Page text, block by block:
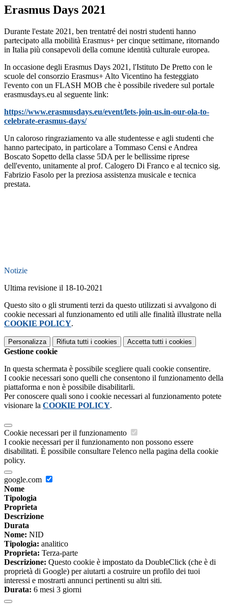
Erasmus Days 2021
Durante l'estate 2021, ben trentatré dei nostri studenti hanno
partecipato alla mobilità Erasmus+ per cinque settimane, ritornando
in Italia più consapevoli della comune identità culturale europea.
In occasione degli Erasmus Days 2021, l'Istituto De Pretto con le
scuole del consorzio Erasmus+ Alto Vicentino ha festeggiato
l'evento con un FLASH MOB che è possibile rivedere sul portale
erasmusdays.eu al seguente link:
https://www.erasmusdays.eu/event/lets-join-us.in-our-ola-to-
celebrate-erasmus-days/
Un caloroso ringraziamento va alle studentesse e agli studenti che
hanno partecipato, in particolare a Tommaso Censi e Andrea
Boscato Sopetto della classe 5DA per le bellissime riprese
dell'evento, unitamente al prof. Calogero Di Franco e al tecnico sig.
Fabrizio Fasolo per la preziosa assistenza musicale e tecnica
prestata.
Notizie
Ultima revisione il 18-10-2021
Questo sito o gli strumenti terzi da questo utilizzati si avvalgono di
cookie necessari al funzionamento ed utili alle finalità illustrate nella
COOKIE POLICY.
Personalizza Rifiuta tutti i cookies Accetta tutti i cookies
Gestione cookie
In questa schermata è possibile scegliere quali cookie consentire.
I cookie necessari sono quelli che consentono il funzionamento della
piattaforma e non è possibile disabilitarli.
Per conoscere quali sono i cookie necessari al funzionamento potete
visionare la COOKIE POLICY.
Cookie necessari per il funzionamento
I cookie necessari per il funzionamento non possono essere
disabilitati. È possibile consultare l'elenco nella pagina della cookie
policy.
google.com
Nome
Tipologia
Proprieta
Descrizione
Durata
Nome: NID
Tipologia: analitico
Proprieta: Terza-parte
Descrizione: Questo cookie è impostato da DoubleClick (che è di
proprietà di Google) per aiutarti a costruire un profilo dei tuoi
interessi e mostrarti annunci pertinenti su altri siti.
Durata: 6 mesi 3 giorni